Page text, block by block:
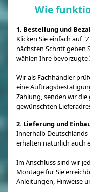
Wie
1. Bestellung und
Klicken Sie einfach auf
nächsten Schritt geben
wählen Ihre
Wir als Fachhändler
eine
Zahlung, senden wir
gewünschten
2. Lieferung und
Innerhalb Deutschlands
erhalten natürlich auch
Im Anschluss sind wir
Montage für Sie
Anleitungen, Hinweise